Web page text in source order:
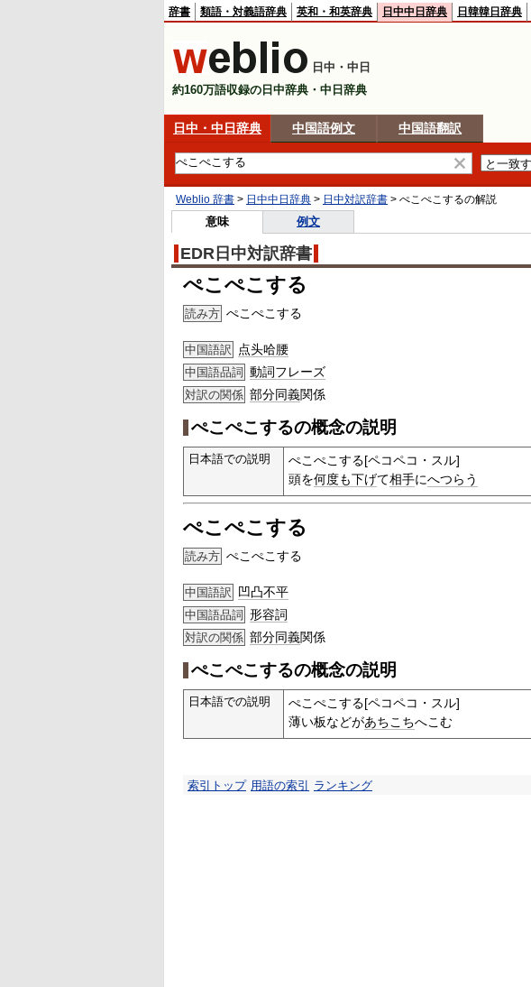
辞書 類語・対義語辞典 英和・和英辞典 日中中日辞典 日韓韓日辞典
日中・中日
約160万語収録の日中辞典・中日辞典
日中・中日辞典 中国語例文 中国語翻訳
Weblio 辞書 > 日中中日辞典 > 日中対訳辞書 > ぺこぺこするの解説
意味 例文
EDR日中対訳辞書
ぺこぺこする
読み方 ぺこぺこする
中国語訳 点头哈腰
中国語品詞 動詞フレーズ
対訳の関係 部分同義関係
ぺこぺこするの概念の説明
日本語での説明
ぺこぺこする[ペコペコ・スル]
頭を何度も下げて相手にへつらう
ぺこぺこする
読み方 ぺこぺこする
中国語訳 凹凸不平
中国語品詞 形容詞
対訳の関係 部分同義関係
ぺこぺこするの概念の説明
日本語での説明
ぺこぺこする[ペコペコ・スル]
薄い板などがあちこちへこむ
索引トップ 用語の索引 ランキング